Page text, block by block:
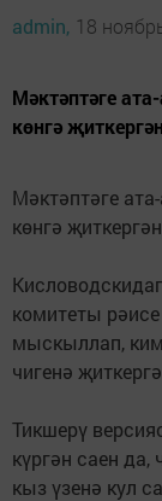
admin, 18
Мәктәптәге
көнгә
Мәктәптәге
көнгә
комитеты
мыскыллап,
чигенә
Тикшерү
күргән саен
кыз үзенә кул